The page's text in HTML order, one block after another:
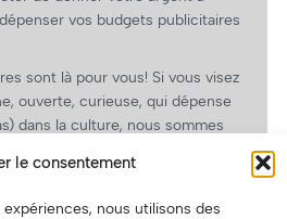
le consentement
nous utilisons des
vos budgets publicitaires
sont là pour vous! Si vous visez
ouverte, curieuse, qui dépense
dans la culture, nous sommes